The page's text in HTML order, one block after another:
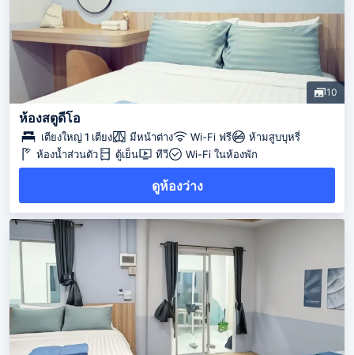
10
ห้องสตูดีโอ
เตียงใหญ่ 1 เตียง มีหน้าต่าง Wi-Fi ฟรี
ห้ามสูบบุหรี่
ห้องน้ำส่วนตัว
ตู้เย็น ทีวี Wi-Fi ในห้องพัก
ดูห้องว่าง